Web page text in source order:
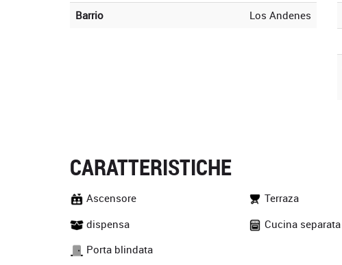
Barrio
Los Andenes
CARATTERISTICHE
Ascensore Terraza
dispensa
Cucina separata
Porta blindata